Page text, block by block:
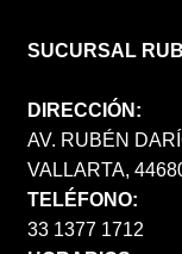
SUCURSAL
DIRECCIÓN:
AV. RUBÉN
VALLARTA,
TELÉFONO:
33 1377 1712